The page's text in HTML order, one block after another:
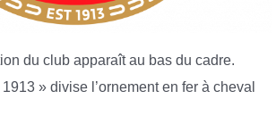
du club apparaît au bas du cadre.
» divise l’ornement en fer à cheval